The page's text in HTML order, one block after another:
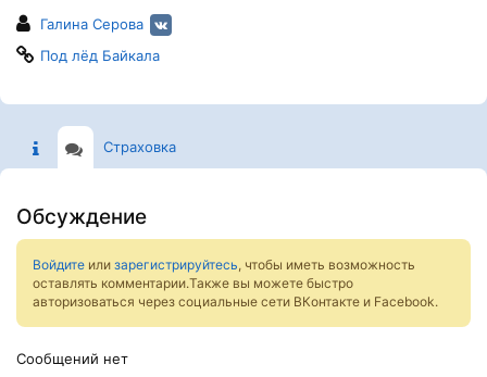
Галина Серова
Под лёд Байкала
Страховка
Обсуждение
Войдите или зарегистрируйтесь, чтобы иметь возможность
оставлять комментарии.Также вы можете быстро
авторизоваться через социальные сети ВКонтакте и Facebook.
Сообщений нет